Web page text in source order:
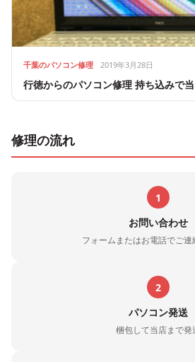
千葉のパソコン修理 2019年3月28日
行徳からのパソコン修理 持ち込みで
修理の流れ
1
お問い合わせ
フォームまたはお電話でご
2
パソコン発送
梱包して当店まで発